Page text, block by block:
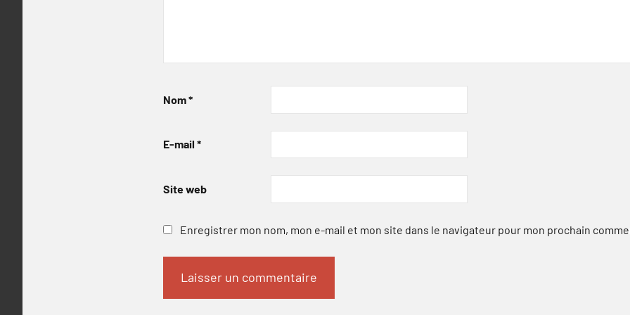
Nom*
E-mail *
Site web
Enregistrer mon nom, mon e-mail et mon site dans le navigateur pour mon prochain